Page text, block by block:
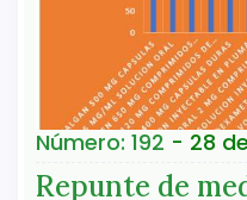
Número: 192 - 28
Repunte de